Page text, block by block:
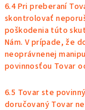
6.4 Pri preberaní
skontrolovať
poškodenia túto
Nám. V prípade, že
neoprávnenej
povinnosťou Tovar
6.5 Tovar ste
doručovaný Tovar